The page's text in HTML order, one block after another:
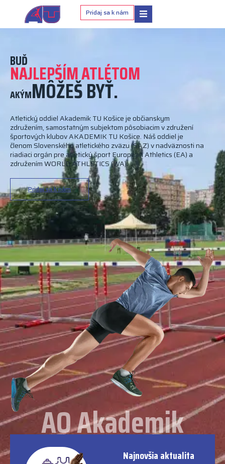
Pridaj sa k nám
BUĎ
NAJLEPŠÍM ATLÉTOM
AKÝMMÔŽEŠ BYŤ.
Atletický oddiel Akademik TU Košice je občianskym
združením, samostatným subjektom pôsobiacim v združení
športových klubov AKADEMIK TU Košice. Náš oddiel je
členom Slovenského atletického zväzu (SAZ) v nadväznosti na
riadiaci orgán pre atletický šport European Athletics (EA) a
združením WORLD ATHLETICS (WA).
Pridaj sa k nám
AO Akademik
Najnovšia aktualita